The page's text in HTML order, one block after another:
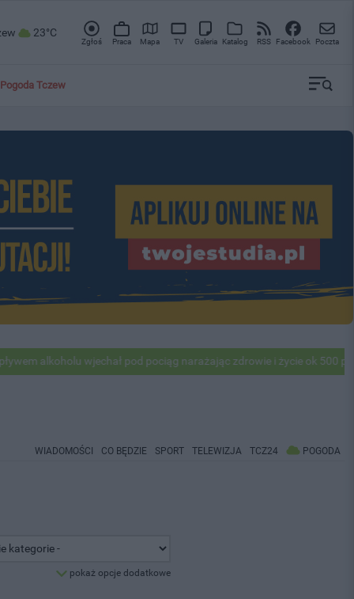
23°C
Zgłoś Praca Mapa TV Galeria Katalog RSS Facebook Poczta
Pogoda Tczew
wjechał pod pociąg narażając zdrowie i życie ok 500 pasażerów!
WIADOMOŚCI CO BĘDZIE SPORT TELEWIZJA TCZ24 POGODA
pokaż opcje dodatkowe